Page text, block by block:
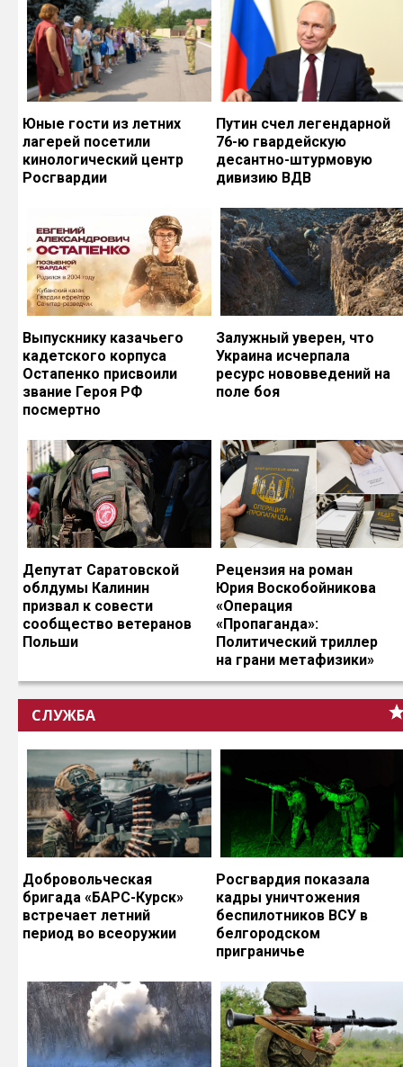
Юные гости из летних
лагерей посетили
кинологический центр
Росгвардии
Путин счел легендарной
76-ю гвардейскую
десантно-штурмовую
дивизию ВДВ
Выпускнику казачьего
кадетского корпуса
Остапенко присвоили
звание Героя РФ
посмертно
Залужный уверен, что
Украина исчерпала
ресурс нововведений на
поле боя
Депутат Саратовской
облдумы Калинин
призвал к совести
сообщество ветеранов
Польши
Рецензия на роман
Юрия Воскобойникова
«Операция
«Пропаганда»:
Политический триллер
на грани метафизики»
СЛУЖБА
Добровольческая
бригада «БАРС-Курск»
встречает летний
период во всеоружии
Росгвардия показала
кадры уничтожения
беспилотников ВСУ в
белгородском
приграничье